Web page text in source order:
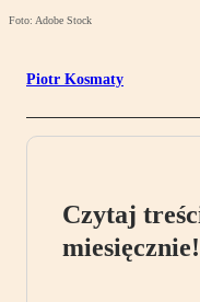
Foto: Adobe Stock
Piotr Kosmaty
Czytaj
miesięcznie!